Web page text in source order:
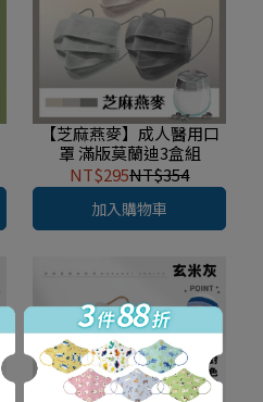
【芝麻燕麥】成人醫用口
罩 滿版莫蘭迪3盒組
NT$295NT$354
加入購物車